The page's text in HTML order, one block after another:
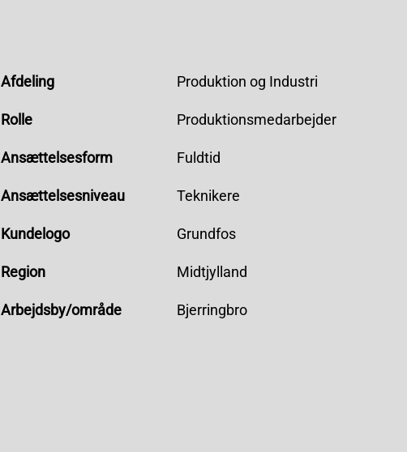
Afdeling Produktion og Industri
Rolle Produktionsmedarbejder
Ansættelsesform Fuldtid
Ansættelsesniveau Teknikere
Kundelogo Grundfos
Region Midtjylland
Arbejdsby/område Bjerringbro